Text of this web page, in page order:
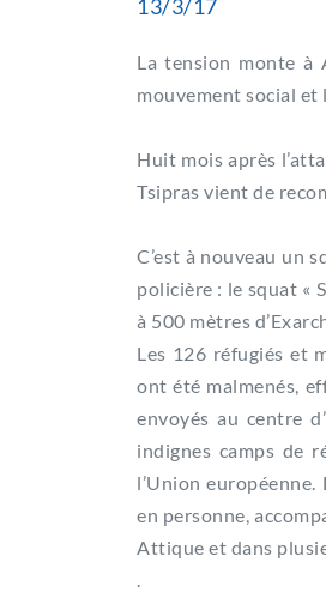
13/3/17
La tension monte à
mouvement social et
Huit mois après
Tsipras vient de
C’est à nouveau un
policière : le squat «
à 500 mètres
Les 126 réfugiés et
ont été malmenés,
envoyés au centre
indignes camps de
l’Union
en personne,
Attique et dans
.